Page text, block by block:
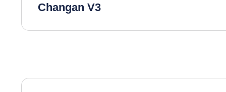
Changan V3